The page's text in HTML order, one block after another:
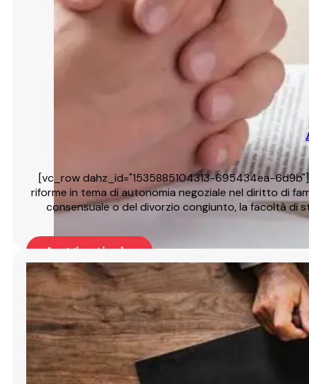
hands of wife and husband signing divorce
[vc_row dahz_id="1535885104313-695434ea-
riforme in tema di autonomia negoziale nel diritto di
consensuale o del divorzio congiunto, la facoltà di
Leggi articolo